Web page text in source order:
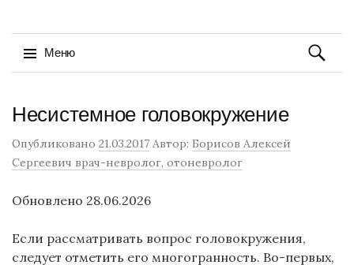
Меню
к
Найти:
Несистемное головокружение
Опубликовано 21.03.2017 Автор: Борисов Алексей
Сергеевич врач-невролог, отоневролог
Обновлено 28.06.2026
Если рассматривать вопрос головокружения,
следует отметить его многогранность. Во-первых,